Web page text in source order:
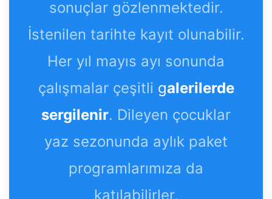
sonuçlar gözlenmektedir.
İstenilen tarihte kayıt olunabilir.
Her yıl mayıs ayı sonunda
çalışmalar çeşitli galerilerde
sergilenir. Dileyen çocuklar
yaz sezonunda aylık paket
programlarımıza da
katılabilirler.